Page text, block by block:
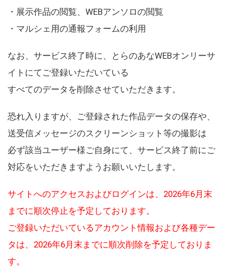
・展示作品の閲覧、WEBアンソロの閲覧
・マルシェ用の通報フォームの利用
なお、サービス終了時に、とらのあなWEBオンリーサ
イトにてご登録いただいている
すべてのデータを削除させていただきます。
恐れ入りますが、ご登録された作品データの保存や、
送受信メッセージのスクリーンショット等の撮影は
必ず該当ユーザー様ご自身にて、サービス終了前にご
対応をいただきますようお願いいたします。
サイトへのアクセスおよびログインは、2026年6月末
までに順次停止を予定しております。
ご登録いただいているアカウント情報および各種デー
タは、2026年6月末までに順次削除を予定しておりま
す。